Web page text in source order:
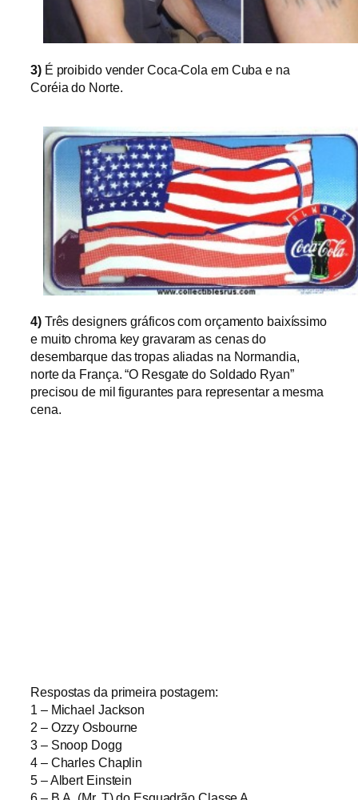
3)É proibido vender Coca-Cola em Cuba e na
Coréia do Norte.
4)Três designers gráficos com orçamento baixíssimo
e muito chroma key gravaram as cenas do
desembarque das tropas aliadas na Normandia,
norte da França. “O Resgate do Soldado Ryan”
precisou de mil figurantes para representar a mesma
cena.
Respostas da primeira postagem:
1 – Michael Jackson
2 – Ozzy Osbourne
3 – Snoop Dogg
4 – Charles Chaplin
5 – Albert Einstein